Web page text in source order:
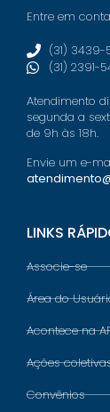
Entre em
(31)
(31) 2391-
Atendimento
segunda a
de 9h às 18h.
Envie um e-
LINKS
Associe-se
Área do
Acontece na
Ações
Convênios